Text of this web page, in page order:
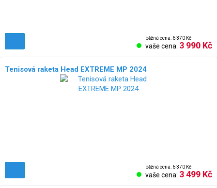
běžná cena: 6 370 Kč
vaše cena: 3 990 Kč
Tenisová raketa Head EXTREME MP 2024
běžná cena: 6 370 Kč
vaše cena: 3 499 Kč